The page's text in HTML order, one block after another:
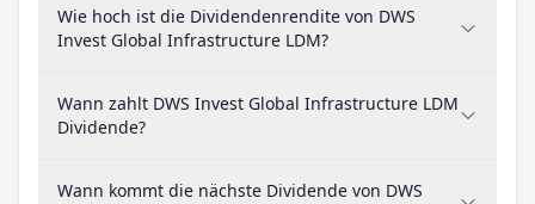
Wie hoch ist die Dividendenrendite von DWS
Invest Global Infrastructure LDM?
Wann zahlt DWS Invest Global Infrastructure LDM
Dividende?
Wann kommt die nächste Dividende von DWS